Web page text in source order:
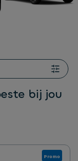
bij jou
Promo